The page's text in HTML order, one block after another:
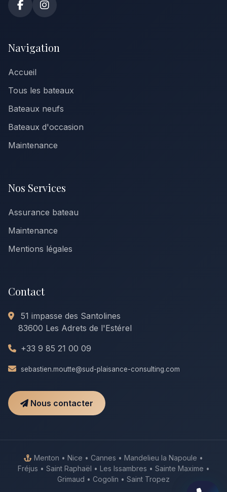
Navigation
Accueil
Tous les bateaux
Bateaux neufs
Bateaux d'occasion
Maintenance
Nos Services
Assurance bateau
Maintenance
Mentions légales
Contact
51 impasse des Santolines
83600 Les Adrets de l'Estérel
+33 9 85 21 00 09
sebastien.moutte@sud-plaisance-consulting.com
Nous contacter
Menton • Nice • Cannes • Mandelieu la Napoule •
Fréjus • Saint Raphaël • Les Issambres • Sainte Maxime •
Grimaud • Cogolin • Saint Tropez